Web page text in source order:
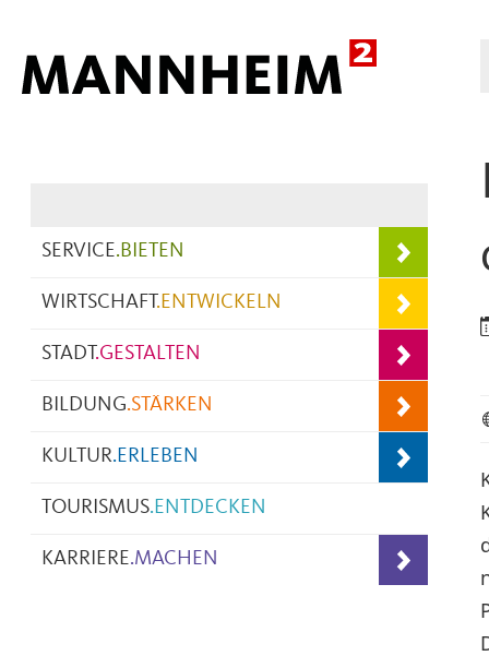
SERVICE.BIETEN
WIRTSCHAFT.ENTWICKELN
STADT.GESTALTEN
BILDUNG.STÄRKEN
KULTUR.ERLEBEN
TOURISMUS.ENTDECKEN
KARRIERE.MACHEN